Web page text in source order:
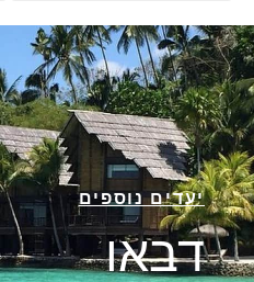
יעדים נוספים
דבאו